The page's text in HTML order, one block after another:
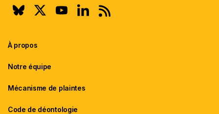
À propos
Notre équipe
Mécanisme de plaintes
Code de déontologie